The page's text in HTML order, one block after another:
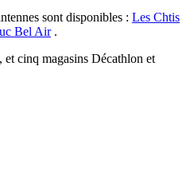
sont disponibles : Les Chtis
Bel Air.
cinq magasins Décathlon et